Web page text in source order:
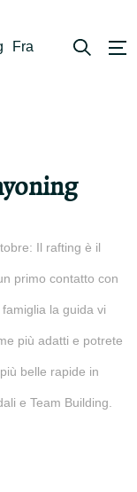
Fra
Il rafting è il
primo contatto con
la guida vi
più adatti e potrete
belle rapide in
e Team Building.